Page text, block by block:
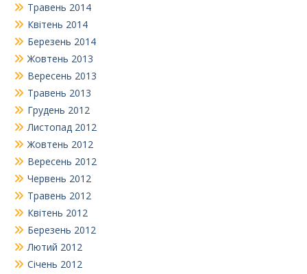
Травень 2014
Квітень 2014
Березень 2014
Жовтень 2013
Вересень 2013
Травень 2013
Грудень 2012
Листопад 2012
Жовтень 2012
Вересень 2012
Червень 2012
Травень 2012
Квітень 2012
Березень 2012
Лютий 2012
Січень 2012